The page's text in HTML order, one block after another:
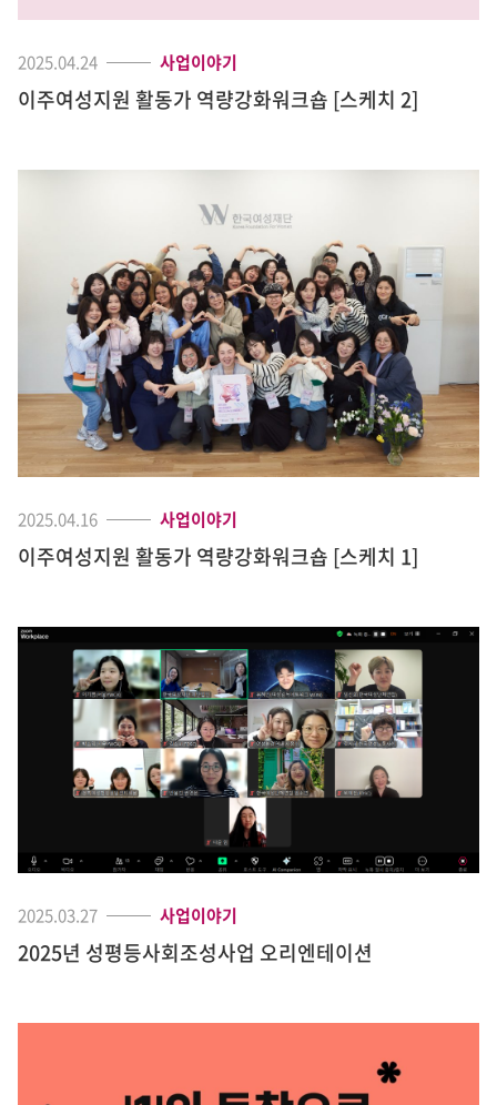
2025.04.24 사업이야기
이주여성지원 활동가 역량강화워크숍 [스케치 2]
2025.04.16 사업이야기
이주여성지원 활동가 역량강화워크숍 [스케치 1]
2025.03.27 사업이야기
2025년 성평등사회조성사업 오리엔테이션